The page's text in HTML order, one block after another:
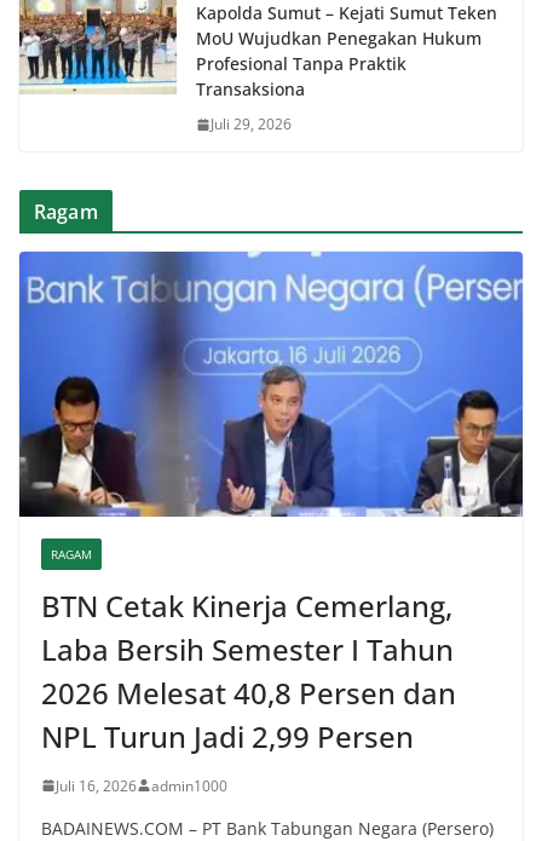
Kapolda Sumut – Kejati Sumut Teken
MoU Wujudkan Penegakan Hukum
Profesional Tanpa Praktik
Transaksiona
Juli 29, 2026
Ragam
RAGAM
BTN Cetak Kinerja Cemerlang,
Laba Bersih Semester I Tahun
2026 Melesat 40,8 Persen dan
NPL Turun Jadi 2,99 Persen
Juli 16, 2026 admin1000
BADAINEWS.COM – PT Bank Tabungan Negara (Persero)